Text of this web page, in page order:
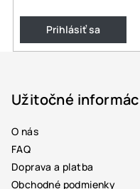
Prihlásiť sa
Užitočné
O nás
FAQ
Doprava a platba
Obchodné podmienky